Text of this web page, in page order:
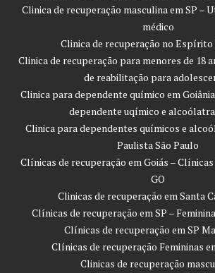
Clinica de recuperação masculina em SP –
médico
Clinica de recuperação no Espírito
Clinica de recuperação para menores de 18
de reabilitação para
Clinica para dependente químico em
dependente uqímico e alcoólatra
Clinica para dependentes químicos e
Paulista São Paulo
Clínicas de recuperação em Goiás –
GO
Clinicas de recuperação em Santa
Clínicas de recuperação em SP –
Clínicas de recuperação em SP
Clínicas de recuperação Femininas
Clinicas de recuperação